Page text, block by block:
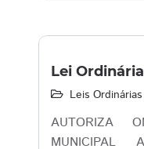
Lei
Leis Ordinárias
AUTORIZA